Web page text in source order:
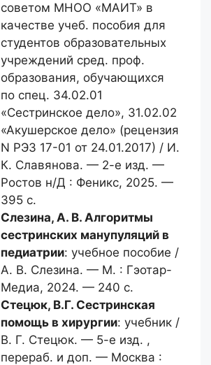
советом МНОО «МАИТ» в
качестве учеб. пособия для
студентов образовательных
учреждений сред. проф.
образования, обучающихся
по спец. 34.02.01
«Сестринское дело», 31.02.02
«Акушерское дело» (рецензия
N РЭЗ 17-01 от 24.01.2017) / И.
К. Славянова. — 2-е изд. —
Ростов н/Д : Феникс, 2025. —
395 с.
Слезина, А. В. Алгоритмы
сестринских манупуляций в
педиатрии: учебное пособие /
А. В. Слезина. — М. : Гэотар-
Медиа, 2024. — 240 с.
Стецюк, В.Г. Сестринская
помощь в хирургии: учебник /
В. Г. Стецюк. — 5-е изд. ,
перераб. и доп. — Москва :